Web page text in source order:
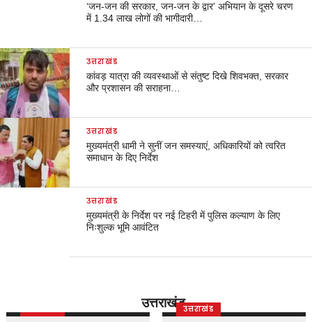
‘जन-जन की सरकार, जन-जन के द्वार’ अभियान के दूसरे चरण
में 1.34 लाख लोगों की भागीदारी…
उत्तराखंड
कांवड़ यात्रा की व्यवस्थाओं से संतुष्ट दिखे शिवभक्त, सरकार
और प्रशासन की सराहना…
उत्तराखंड
मुख्यमंत्री धामी ने सुनीं जन समस्याएं, अधिकारियों को त्वरित
समाधान के दिए निर्देश
उत्तराखंड
मुख्यमंत्री के निर्देश पर नई टिहरी में पुलिस कल्याण के लिए
निःशुल्क भूमि आवंटित
उत्तराखंडउत्तराखंड